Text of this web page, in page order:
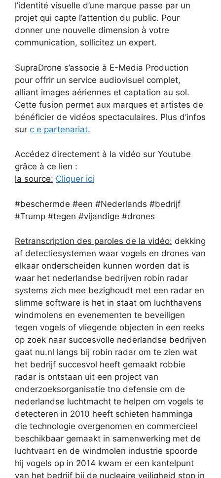
l’identité visuelle d’une marque passe par un
projet qui capte l’attention du public. Pour
donner une nouvelle dimension à votre
communication, sollicitez un expert.
SupraDrone s’associe à E-Media Production
pour offrir un service audiovisuel complet,
alliant images aériennes et captation au sol.
Cette fusion permet aux marques et artistes de
bénéficier de vidéos spectaculaires. Plus d’infos
sur c e partenariat.
Accédez directement à la vidéo sur Youtube
grâce à ce lien :
la source: Cliquer ici
#beschermde #een #Nederlands #bedrijf
#Trump #tegen #vijandige #drones
Retranscription des paroles de la vidéo: dekking
af detectiesystemen waar vogels en drones van
elkaar onderscheiden kunnen worden dat is
waar het nederlandse bedrijven robin radar
systems zich mee bezighoudt met een radar en
slimme software is het in staat om luchthavens
windmolens en evenementen te beveiligen
tegen vogels of vliegende objecten in een reeks
op zoek naar succesvolle nederlandse bedrijven
gaat nu.nl langs bij robin radar om te zien wat
het bedrijf succesvol heeft gemaakt robbie
radar is ontstaan uit een project van
onderzoeksorganisatie tno defensie om de
nederlandse luchtmacht te helpen om vogels te
detecteren in 2010 heeft schieten hamminga
die technologie overgenomen en commercieel
beschikbaar gemaakt in samenwerking met de
luchtvaart en de windmolen industrie spoorde
hij vogels op in 2014 kwam er een kantelpunt
van het bedrijf bij de nucleaire veiligheid stop in